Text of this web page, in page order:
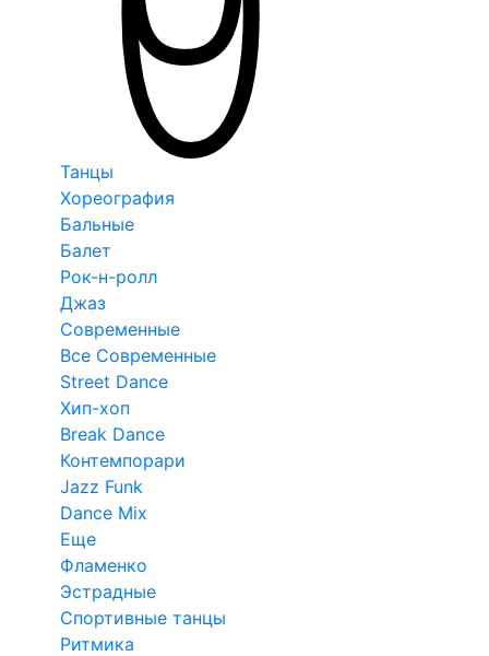
Танцы
Хореография
Бальные
Балет
Рок-н-ролл
Джаз
Современные
Все Современные
Street Dance
Хип-хоп
Break Dance
Контемпорари
Jazz Funk
Dance Mix
Еще
Фламенко
Эстрадные
Спортивные танцы
Ритмика